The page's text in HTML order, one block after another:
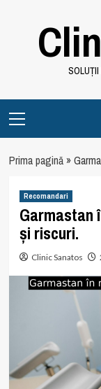
Menu
Prima pagină»
Recomandari
Garmastan
și riscuri.
Clinic Sanatos